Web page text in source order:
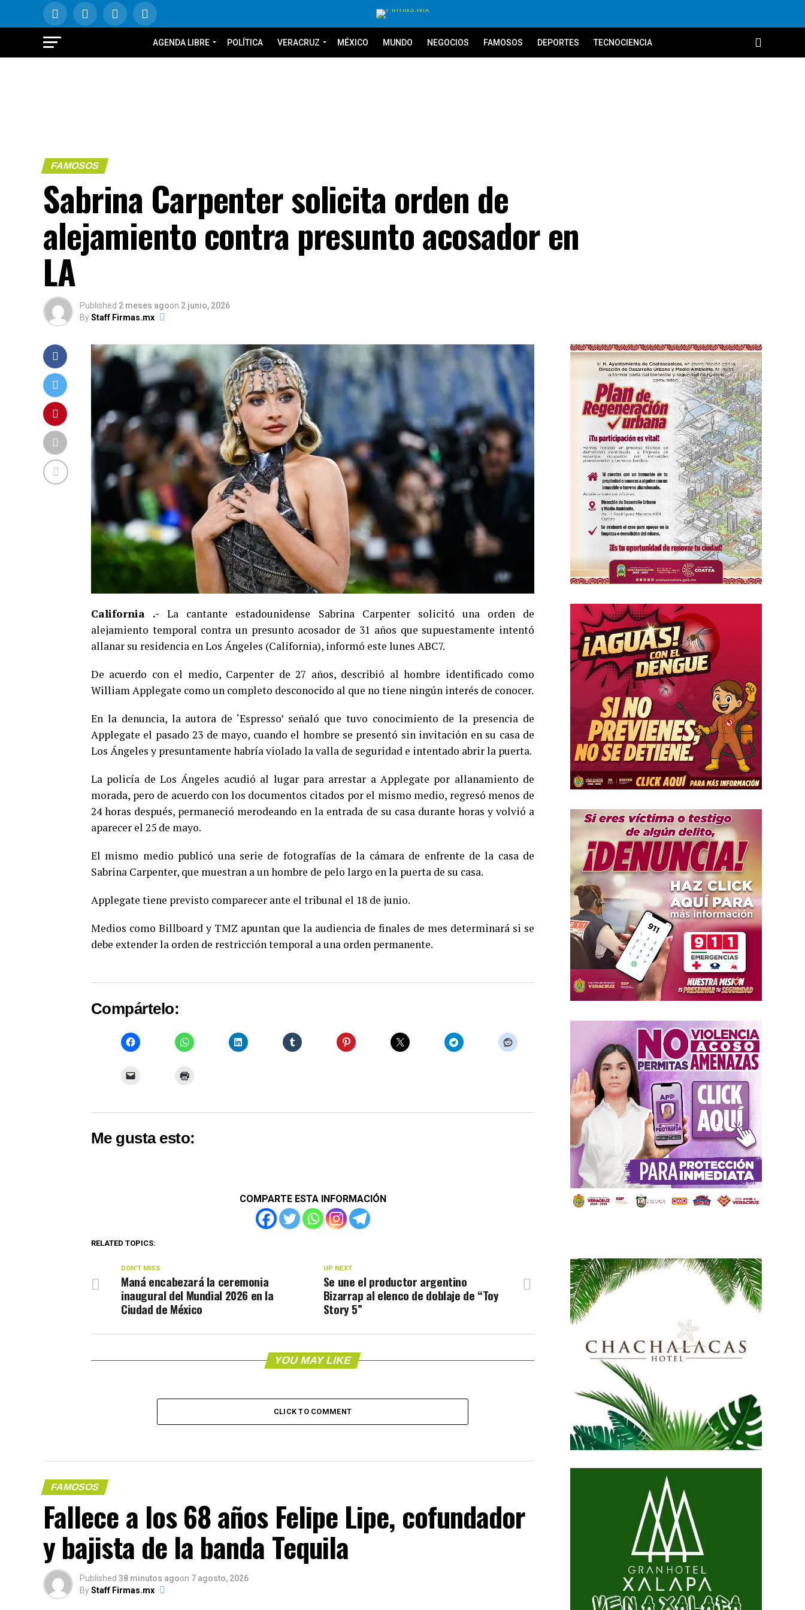
AGENDA LIBRE POLÍTICA VERACRUZ MÉXICO MUNDO NEGOCIOS FAMOSOS DEPORTES TECNOCIENCIA
FAMOSOS
Sabrina Carpenter solicita orden de
alejamiento contra presunto acosador en
LA
Published 2 meses agoon 2 junio, 2026
ByStaff Firmas.mx
California .- La cantante estadounidense Sabrina Carpenter solicitó una orden de
alejamiento temporal contra un presunto acosador de 31 años que supuestamente intentó
allanar su residencia en Los Ángeles (California), informó este lunes ABC7.
De acuerdo con el medio, Carpenter de 27 años, describió al hombre identificado como
William Applegate como un completo desconocido al que no tiene ningún interés de conocer.
En la denuncia, la autora de ‘Espresso’ señaló que tuvo conocimiento de la presencia de
Applegate el pasado 23 de mayo, cuando el hombre se presentó sin invitación en su casa de
Los Ángeles y presuntamente habría violado la valla de seguridad e intentado abrir la puerta.
La policía de Los Ángeles acudió al lugar para arrestar a Applegate por allanamiento de
morada, pero de acuerdo con los documentos citados por el mismo medio, regresó menos de
24 horas después, permaneció merodeando en la entrada de su casa durante horas y volvió a
aparecer el 25 de mayo.
El mismo medio publicó una serie de fotografías de la cámara de enfrente de la casa de
Sabrina Carpenter, que muestran a un hombre de pelo largo en la puerta de su casa.
Applegate tiene previsto comparecer ante el tribunal el 18 de junio.
Medios como Billboard y TMZ apuntan que la audiencia de finales de mes determinará si se
debe extender la orden de restricción temporal a una orden permanente.
Compártelo:
Me gusta esto:
COMPARTE ESTA INFORMACIÓN
RELATED TOPICS:
UP NEXT
Se une el productor argentino
Bizarrap al elenco de doblaje de “Toy
Story 5”
DON'T MISS
Maná encabezará la ceremonia
inaugural del Mundial 2026 en la
Ciudad de México
YOU MAY LIKE
CLICK TO COMMENT
FAMOSOS
Fallece a los 68 años Felipe Lipe, cofundador
y bajista de la banda Tequila
Published 38 minutos agoon 7 agosto, 2026
ByStaff Firmas.mx